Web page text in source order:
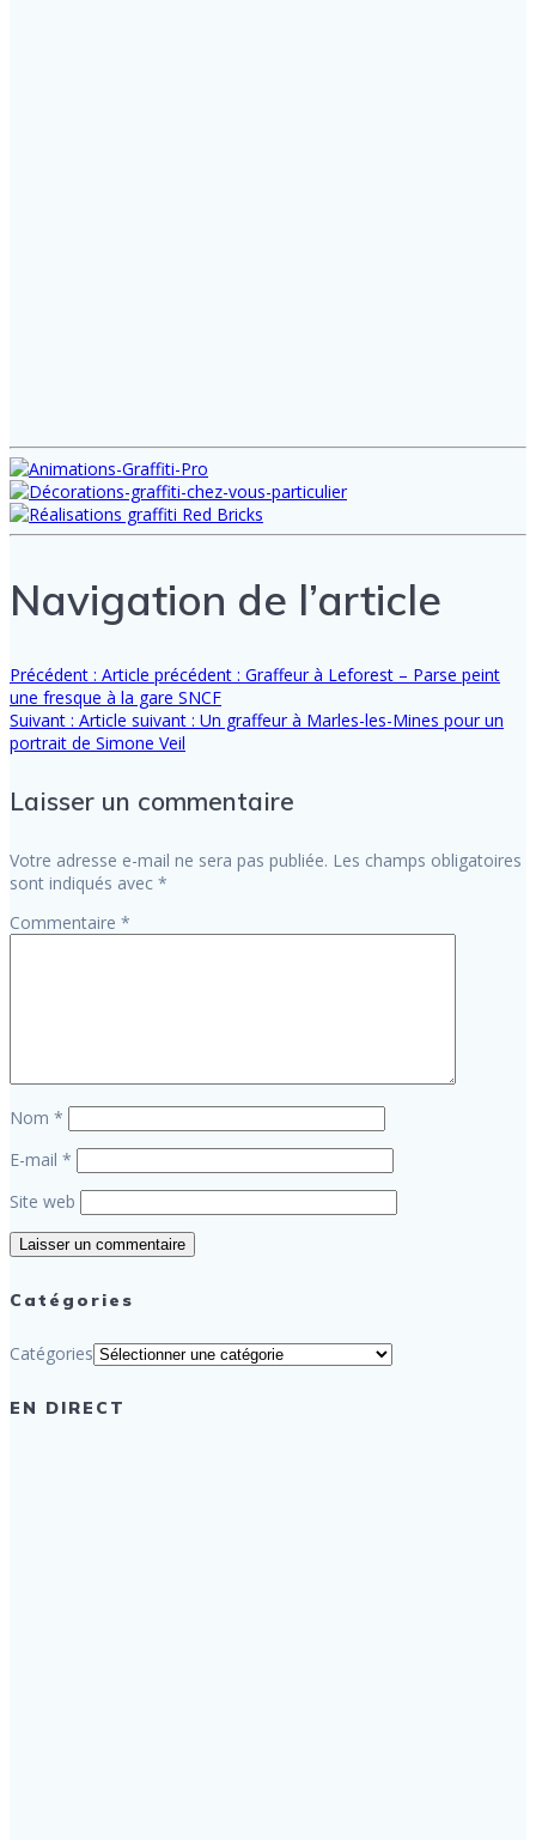
Navigation de l’article
Précédent : Article précédent : Graffeur à Leforest – Parse peint
une fresque à la gare SNCF
Suivant : Article suivant : Un graffeur à Marles-les-Mines pour un
portrait de Simone Veil
Laisser un commentaire
Votre adresse e-mail ne sera pas publiée. Les champs obligatoires
sont indiqués avec *
Commentaire *
Nom *
E-mail *
Site web
Catégories
Catégories
EN DIRECT